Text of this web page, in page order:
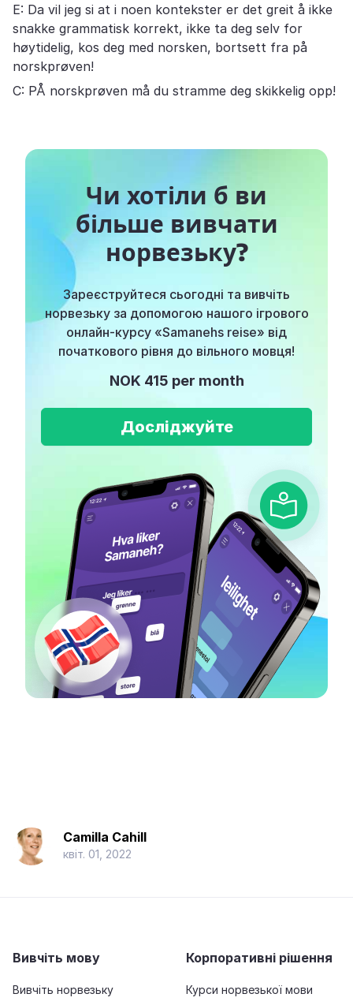
E: Da vil jeg si at i noen kontekster er det greit å ikke
snakke grammatisk korrekt, ikke ta deg selv for
høytidelig, kos deg med norsken, bortsett fra på
norskprøven!
C: PÅ norskprøven må du stramme deg skikkelig opp!
Чи хотіли б ви
більше вивчати
норвезьку?
Зареєструйтеся сьогодні та вивчіть
норвезьку за допомогою нашого ігрового
онлайн-курсу «Samanehs reise» від
початкового рівня до вільного мовця!
NOK 415 per month
Досліджуйте
Camilla Cahill
квіт. 01, 2022
Вивчіть мову
Вивчіть норвезьку
Корпоративні рішення
Курси норвезької мови